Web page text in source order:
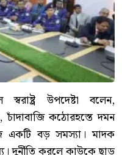
উপদেষ্টা বলেন,
চাঁদাবাজি কঠোরহস্তে দমন
একটি বড় সমস্যা। মাদক